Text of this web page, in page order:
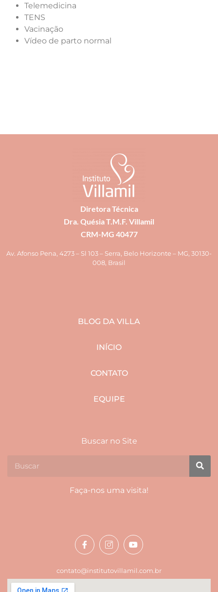
Telemedicina
TENS
Vacinação
Vídeo de parto normal
Diretora Técnica
Dra. Quésia T.M.F. Villamil
CRM-MG 40477
Av. Afonso Pena, 4273 – Sl 103 – Serra, Belo Horizonte – MG, 30130-
008, Brasil
BLOG DA VILLA
INÍCIO
CONTATO
EQUIPE
Buscar no Site
Faça-nos uma visita!
contato@institutovillamil.com.br